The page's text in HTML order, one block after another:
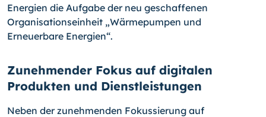
Energien die Aufgabe der neu geschaffenen
Organisationseinheit „Wärmepumpen und
Erneuerbare Energien“.
Zunehmender Fokus auf digitalen
Produkten und Dienstleistungen
Neben der zunehmenden Fokussierung auf